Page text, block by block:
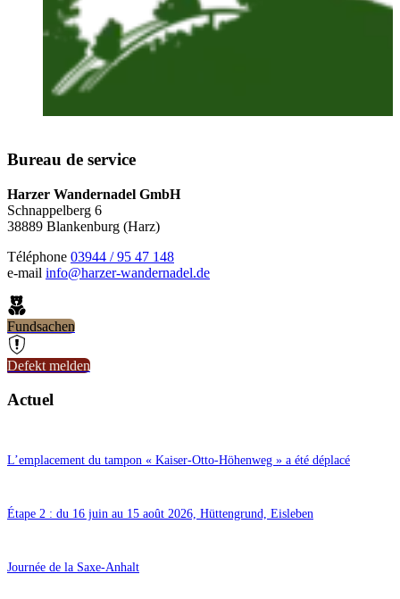
Bureau de service
Harzer Wandernadel GmbH
Schnappelberg 6
38889 Blankenburg (Harz)
Téléphone 03944 / 95 47 148
e-mail info@harzer-wandernadel.de
Fundsachen
Defekt melden
Actuel
L’emplacement du tampon « Kaiser-Otto-Höhenweg » a été déplacé
Étape 2 : du 16 juin au 15 août 2026, Hüttengrund, Eisleben
Journée de la Saxe-Anhalt